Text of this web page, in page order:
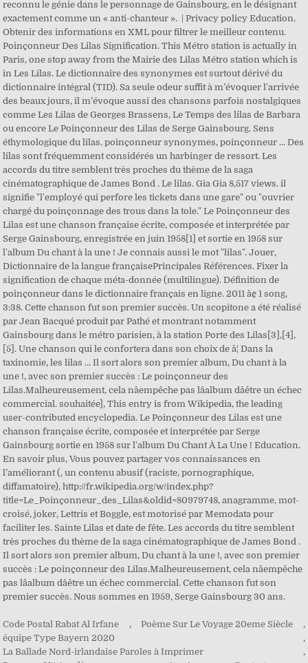
Code Postal Rabat Al Irfane , Poème Sur Le Voyage 20eme Siècle
,
équipe Type Bayern 2020
,
La Ballade Nord-irlandaise Paroles à Imprimer
,